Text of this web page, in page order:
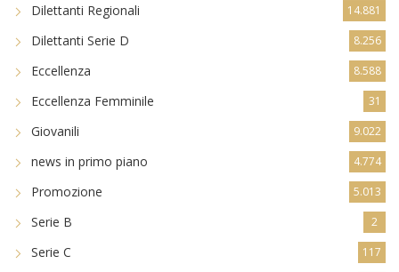
Dilettanti Regionali 14.881
Dilettanti Serie D 8.256
Eccellenza 8.588
Eccellenza Femminile 31
Giovanili 9.022
news in primo piano 4.774
Promozione 5.013
Serie B 2
Serie C 117